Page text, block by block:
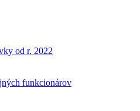
od r. 2022
funkcionárov